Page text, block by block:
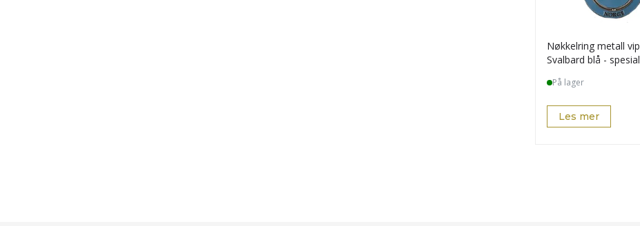
Nøkkelring metall
Svalbard blå -
På lager
Les mer